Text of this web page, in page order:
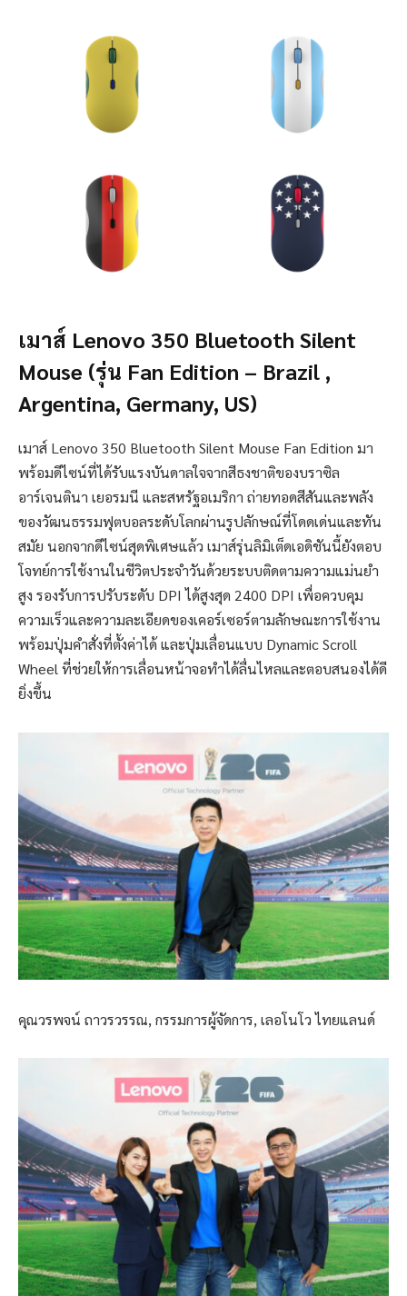
เมาส์ Lenovo 350 Bluetooth Silent
Mouse (รุ่น Fan Edition – Brazil ,
Argentina, Germany, US)
เมาส์ Lenovo 350 Bluetooth Silent Mouse Fan Edition มา
พร้อมดีไซน์ที่ได้รับแรงบันดาลใจจากสีธงชาติของบราซิล
อาร์เจนตินา เยอรมนี และสหรัฐอเมริกา ถ่ายทอดสีสันและพลัง
ของวัฒนธรรมฟุตบอลระดับโลกผ่านรูปลักษณ์ที่โดดเด่นและทัน
สมัย นอกจากดีไซน์สุดพิเศษแล้ว เมาส์รุ่นลิมิเต็ดเอดิชันนี้ยังตอบ
โจทย์การใช้งานในชีวิตประจำวันด้วยระบบติดตามความแม่นยำ
สูง รองรับการปรับระดับ DPI ได้สูงสุด 2400 DPI เพื่อควบคุม
ความเร็วและความละเอียดของเคอร์เซอร์ตามลักษณะการใช้งาน
พร้อมปุ่มคำสั่งที่ตั้งค่าได้ และปุ่มเลื่อนแบบ Dynamic Scroll
Wheel ที่ช่วยให้การเลื่อนหน้าจอทำได้ลื่นไหลและตอบสนองได้ดี
ยิ่งขึ้น
คุณวรพจน์ ถาวรวรรณ, กรรมการผู้จัดการ, เลอโนโว ไทยแลนด์